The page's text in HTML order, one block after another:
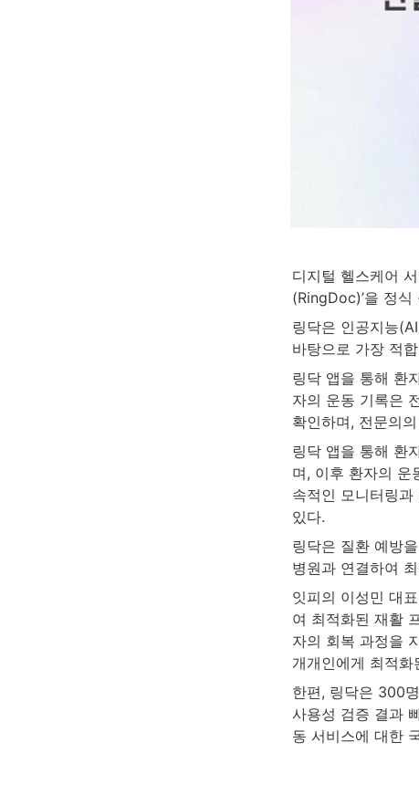
디지털 헬스케어
(RingDoc)’을 정
링닥은 인공지능
바탕으로 가장 적
링닥 앱을 통해 환
자의 운동 기록은
확인하며, 전문의
링닥 앱을 통해 환
며, 이후 환자의 운
속적인 모니터링
있다.
링닥은 질환 예방
병원과 연결하여
잇피의 이성민 대
여 최적화된 재활
자의 회복 과정을
개개인에게 최적
한편, 링닥은 300
사용성 검증 결과
동 서비스에 대한